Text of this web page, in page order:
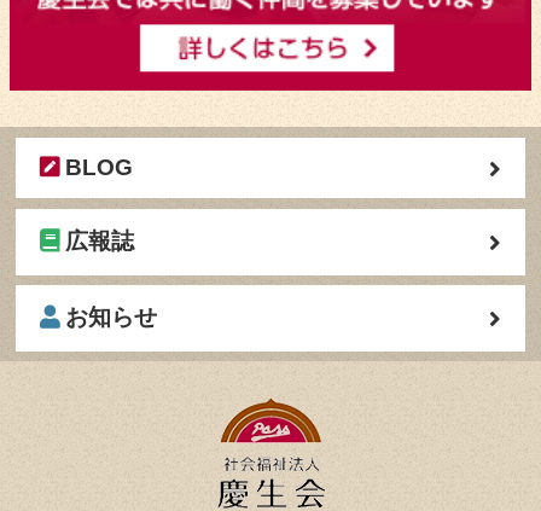
BLOG
広報誌
お知らせ